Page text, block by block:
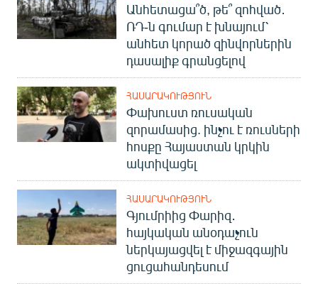
Անհետացա՞ծ, թե՞ զոհված․
ՌԴ-ն գումար է խնայում՝
անհետ կորած զինվորներին
դասալիք գրանցելով
ՀԱՍԱՐԱԿՈՒԹՅՈՒՆ
Փախուստ ռուսական
զորամասից. ինչու է ռուսների
հոսքը Հայաստան կրկին
ակտիվացել
ՀԱՍԱՐԱԿՈՒԹՅՈՒՆ
Գյումրիից Փարիզ․
հայկական անօդաչուն
ներկայացվել է միջազգային
ցուցահանդեսում